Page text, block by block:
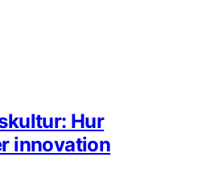
Hur
innovation